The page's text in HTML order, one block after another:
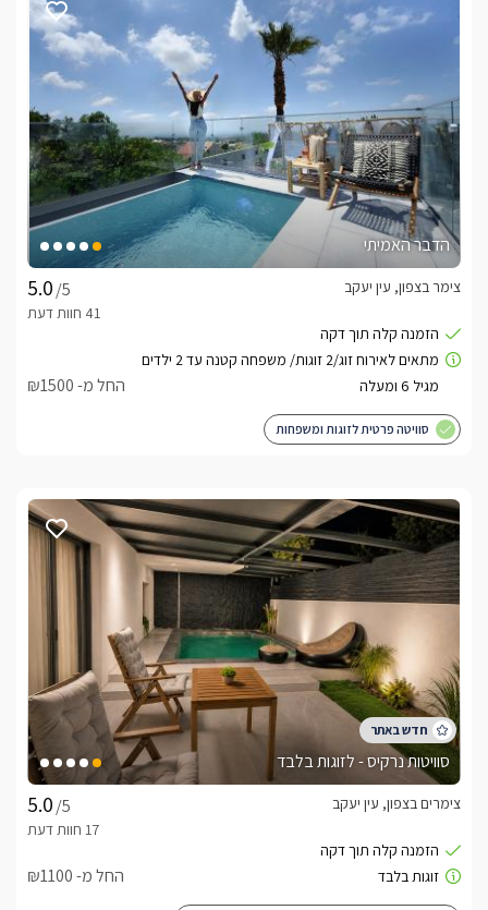
הדבר האמיתי
/5
צימר בצפון, עין יעקב
החל מ- ₪1500
סוויטה פרטית לזוגות ומשפחות
סוויטות נרקיס - לזוגות בלבד
/5
צימרים בצפון, עין יעקב
החל מ- ₪1100